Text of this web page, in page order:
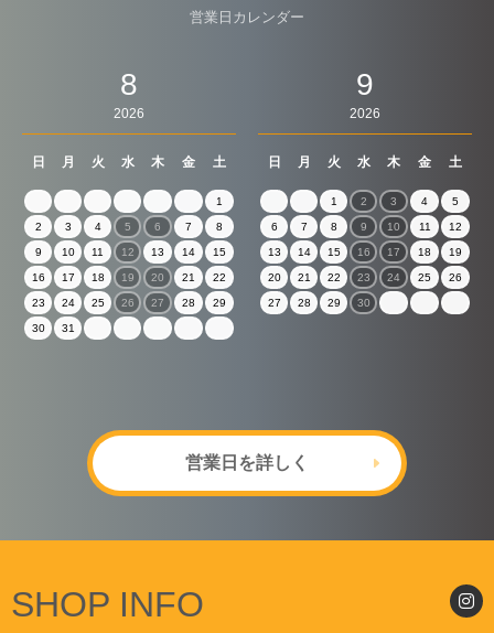
営業日カレンダー
8
2026
日 月 火 水 木 金 土
1
2 3 4 5 6 7 8
9 10 11 12 13 14 15
16 17 18 19 20 21 22
23 24 25 26 27 28 29
30 31
9
2026
日 月 火 水 木 金 土
1 2 3 4 5
6 7 8 9 10 11 12
13 14 15 16 17 18 19
20 21 22 23 24 25 26
27 28 29 30
営業日を詳しく
SHOP INFO